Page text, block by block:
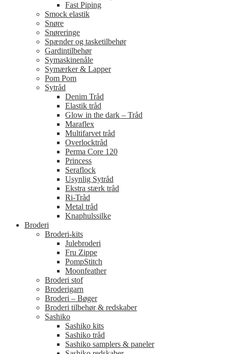
Fast Piping
Smock elastik
Snøre
Snøreringe
Spænder og tasketilbehør
Gardintilbehør
Symaskinenåle
Symærker & Lapper
Pom Pom
Sytråd
Denim Tråd
Elastik tråd
Glow in the dark – Tråd
Maraflex
Multifarvet tråd
Overlocktråd
Perma Core 120
Princess
Seraflock
Usynlig Sytråd
Ekstra stærk tråd
Ri-Tråd
Metal tråd
Knaphulssilke
Broderi
Broderi-kits
Julebroderi
Fru Zippe
PompStitch
Moonfeather
Broderi stof
Broderigarn
Broderi – Bøger
Broderi tilbehør & redskaber
Sashiko
Sashiko kits
Sashiko tråd
Sashiko samplers & paneler